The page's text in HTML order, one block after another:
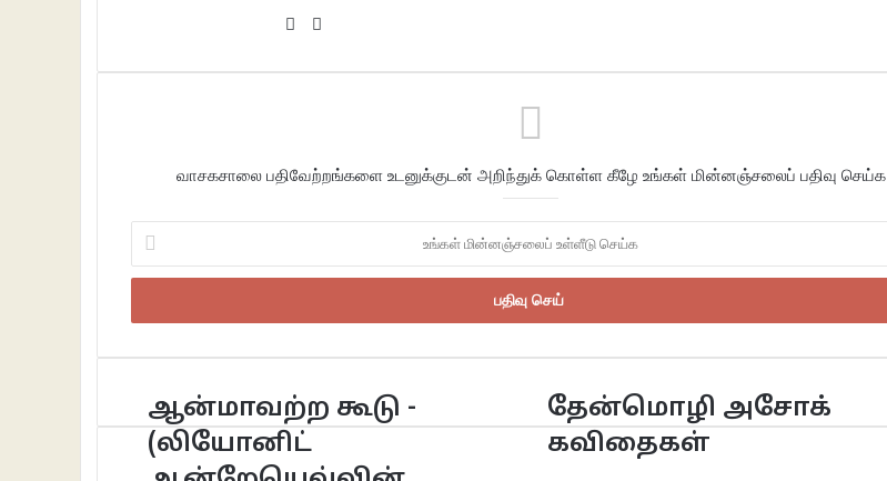
Website
வாசகசாலை பதிவேற்றங்களை உடனுக்குடன் அறிந்துக் கொள்ள கீழே உங்கள் மின்னஞ்சலைப் பதிவு செய்க
உங்கள்
மின்னஞ்சலைப்
உள்ளீடு
ஆன்மாவற்ற கூடு -
(லியோனிட்
தேன்மொழி அசோக்
கவிதைகள்